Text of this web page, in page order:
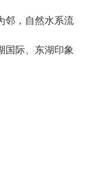
邻，自然水系流
国际、东湖印象